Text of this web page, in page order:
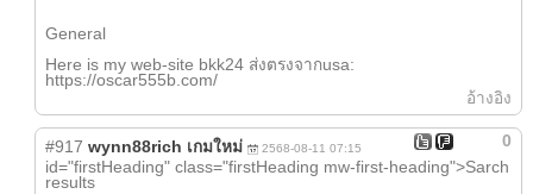
Ԍeneral
Here is my web-site bkk24 ส่งตรงจากusa:
https://oscar555b.com/
อ้างอิง
0
#917 wynn88rich เกมใหม่ 2568-08-11 07:15
id="firstHeading" class="firstHeading mw-first-heading">Sarch
rеsults